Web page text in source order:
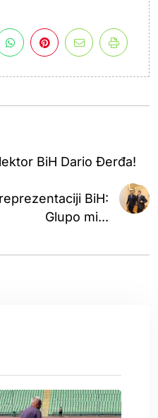
BiH Dario Đerđa!
BiH:
Glupo mi...